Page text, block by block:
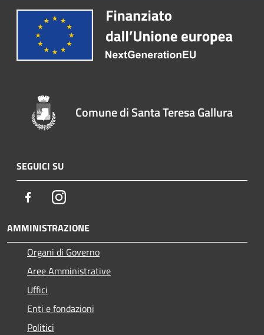
Comune di Santa Teresa Gallura
SEGUICI SU
FacebookInstagram
AMMINISTRAZIONE
Organi di Governo
Aree Amministrative
Uffici
Enti e fondazioni
Politici